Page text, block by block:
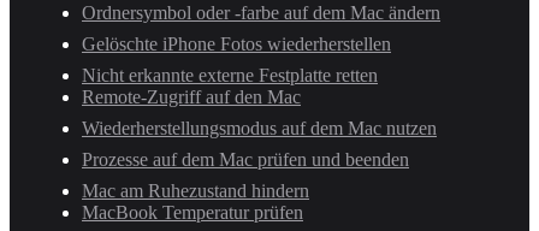
Ordnersymbol oder -farbe auf dem Mac ändern
Gelöschte iPhone Fotos wiederherstellen
Nicht erkannte externe Festplatte retten
Remote-Zugriff auf den Mac
Wiederherstellungsmodus auf dem Mac nutzen
Prozesse auf dem Mac prüfen und beenden
Mac am Ruhezustand hindern
MacBook Temperatur prüfen